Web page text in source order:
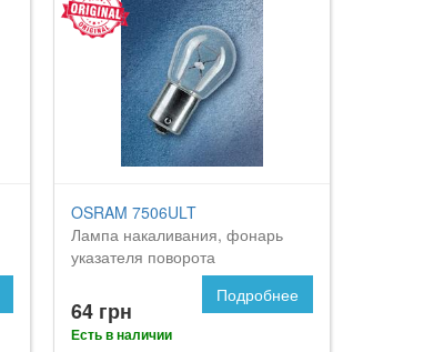
OSRAM 7506ULT
Лампа накаливания, фонарь
указателя поворота
64 грн
Есть в наличии
Подробнее